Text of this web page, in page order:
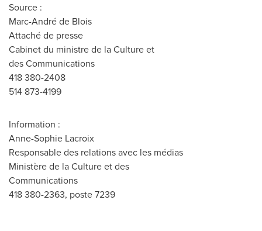
Source :
Marc-André de Blois
Attaché de presse
Cabinet du ministre de la Culture et
des Communications
418 380-2408
514 873-4199
Information :
Anne-Sophie Lacroix
Responsable des relations avec les médias
Ministère de la Culture et des
Communications
418 380-2363, poste 7239